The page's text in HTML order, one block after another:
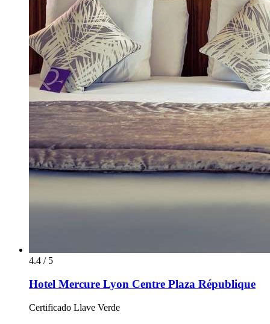
4.4 / 5
Hotel Mercure Lyon Centre Plaza République
Certificado Llave Verde